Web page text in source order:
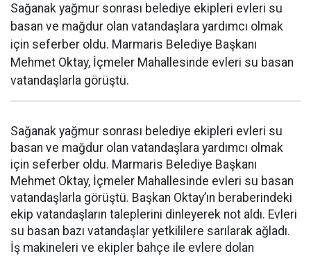
Sağanak yağmur sonrası belediye ekipleri evleri su
basan ve mağdur olan vatandaşlara yardımcı olmak
için seferber oldu. Marmaris Belediye Başkanı
Mehmet Oktay, İçmeler Mahallesinde evleri su basan
vatandaşlarla görüştü.
Sağanak yağmur sonrası belediye ekipleri evleri su
basan ve mağdur olan vatandaşlara yardımcı olmak
için seferber oldu. Marmaris Belediye Başkanı
Mehmet Oktay, İçmeler Mahallesinde evleri su basan
vatandaşlarla görüştü. Başkan Oktay’ın beraberindeki
ekip vatandaşların taleplerini dinleyerek not aldı. Evleri
su basan bazı vatandaşlar yetkililere sarılarak ağladı.
İş makineleri ve ekipler bahçe ile evlere dolan